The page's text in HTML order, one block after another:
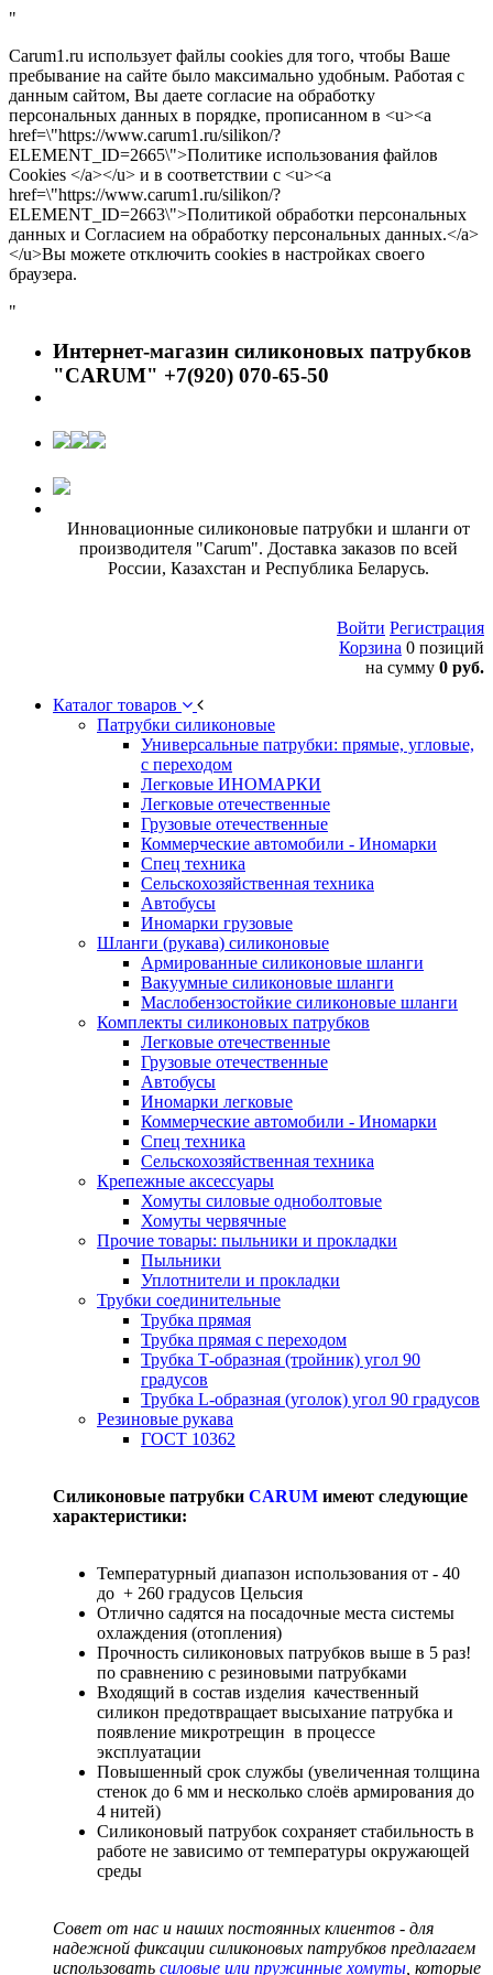
"
Carum1.ru использует файлы cookies для того, чтобы Ваше
пребывание на сайте было максимально удобным. Работая с
данным сайтом, Вы даете согласие на обработку
персональных данных в порядке, прописанном в <u><a
href=\"https://www.carum1.ru/silikon/?
ELEMENT_ID=2665\">Политике использования файлов
Cookies </a></u> и в соответствии с <u><a
href=\"https://www.carum1.ru/silikon/?
ELEMENT_ID=2663\">Политикой обработки персональных
данных и Согласием на обработку персональных данных.</a>
</u>Вы можете отключить cookies в настройках своего
браузера.
"
Интернет-магазин силиконовых патрубков
"CARUM" +7(920) 070-65-50
Инновационные силиконовые патрубки и шланги от
производителя "Carum". Доставка заказов по всей
России, Казахстан и Республика Беларусь.
Войти Регистрация
Корзина 0 позиций
на сумму 0 руб.
Каталог товаров
Патрубки силиконовые
Универсальные патрубки: прямые, угловые,
с переходом
Легковые ИНОМАРКИ
Легковые отечественные
Грузовые отечественные
Коммерческие автомобили - Иномарки
Спец техника
Сельскохозяйственная техника
Автобусы
Иномарки грузовые
Шланги (рукава) силиконовые
Армированные силиконовые шланги
Вакуумные силиконовые шланги
Маслобензостойкие силиконовые шланги
Комплекты силиконовых патрубков
Легковые отечественные
Грузовые отечественные
Автобусы
Иномарки легковые
Коммерческие автомобили - Иномарки
Спец техника
Сельскохозяйственная техника
Крепежные аксессуары
Хомуты силовые одноболтовые
Хомуты червячные
Прочие товары: пыльники и прокладки
Пыльники
Уплотнители и прокладки
Трубки соединительные
Трубка прямая
Трубка прямая с переходом
Трубка Т-образная (тройник) угол 90
градусов
Трубка L-образная (уголок) угол 90 градусов
Резиновые рукава
ГОСТ 10362
Силиконовые патрубки CARUM имеют следующие
характеристики:
Температурный диапазон использования от - 40
до + 260 градусов Цельсия
Отлично садятся на посадочные места системы
охлаждения (отопления)
Прочность силиконовых патрубков выше в 5 раз!
по сравнению с резиновыми патрубками
Входящий в состав изделия качественный
силикон предотвращает высыхание патрубка и
появление микротрещин в процессе
эксплуатации
Повышенный срок службы (увеличенная толщина
стенок до 6 мм и несколько слоёв армирования до
4 нитей)
Силиконовый патрубок сохраняет стабильность в
работе не зависимо от температуры окружающей
среды
Совет от нас и наших постоянных клиентов - для
надежной фиксации силиконовых патрубков предлагаем
использовать силовые или пружинные хомуты , которые